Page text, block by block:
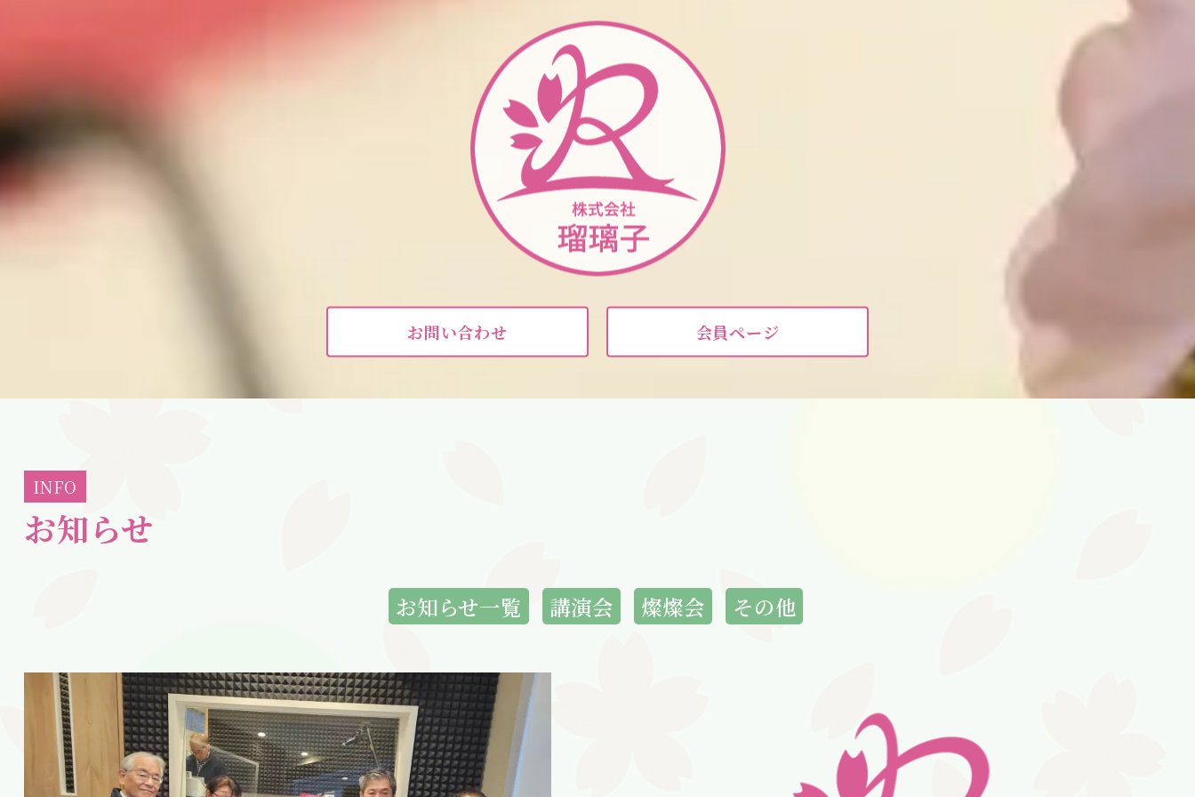
お問い合わせ 会員ページ
INFO
お知らせ
お知らせ一覧 講演会 燦燦会 その他